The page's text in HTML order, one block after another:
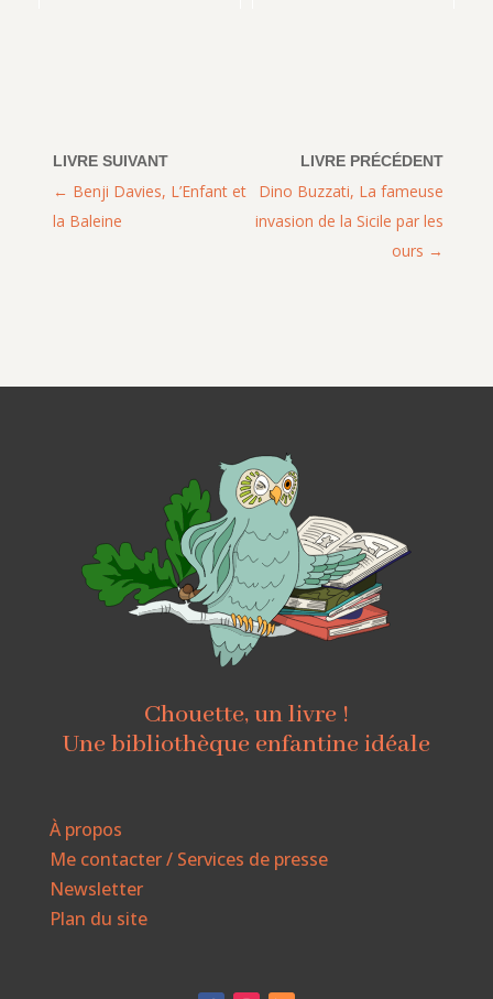
Dino Buzzati, La fameuse
invasion de la Sicile par les
ours
Benji Davies, L’Enfant et
la Baleine
Chouette, un livre !
Une bibliothèque enfantine idéale
À propos
Me contacter / Services de presse
Newsletter
Plan du site